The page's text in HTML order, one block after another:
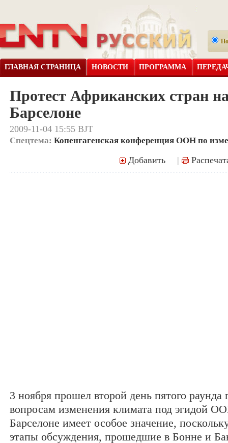
ГЛАВНАЯ СТРАНИЦА НОВОСТИ ПРОГРАММА
Протест Африканских стран
Барселоне
2009-11-04 15:55 BJT
Спецтема: Копенгагенская конференция ООН по
Добавить |
3 ноября прошел второй день пятого раунда
вопросам изменения климата под эгидой
Барселоне имеет особое значение,
этапы обсуждения, прошедшие в Бонне и